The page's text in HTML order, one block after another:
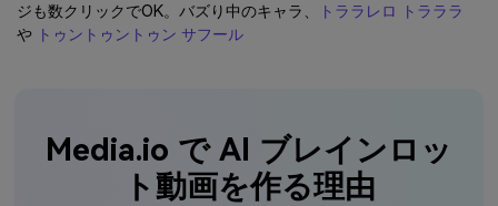
ジも数クリックでOK。バズり中のキャラ、
トララレロ トラララ
や トゥントゥントゥン サフール
Media.io で AI ブレインロッ
ト動画を作る理由